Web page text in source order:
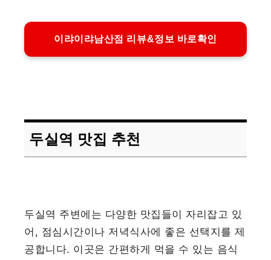
이랴이랴남산점 리뷰&정보 바로확인
두실역 맛집 추천
두실역 주변에는 다양한 맛집들이 자리잡고 있
어, 점심시간이나 저녁식사에 좋은 선택지를 제
공합니다. 이곳은 간편하게 먹을 수 있는 음식